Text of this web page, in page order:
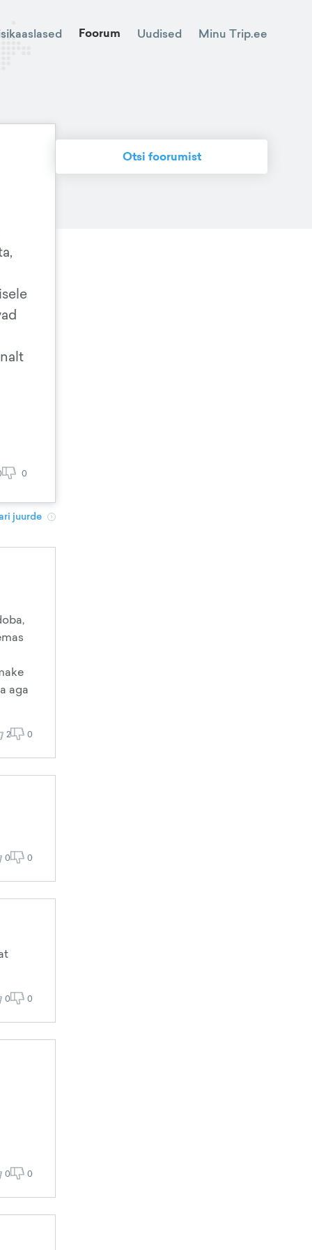
Foorum Uudised Minu Trip.ee
0
juurde
aga
2 0
0 0
0 0
0 0
Otsi foorumist